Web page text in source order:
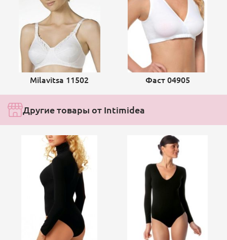
Milavitsa 11502 Фаст 04905
Другие товары от Intimidea